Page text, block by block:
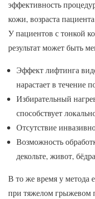
эффективность
кожи, возраста
У пациентов с тонкой
результат может быть
Эффект лифтинга
нарастает в течение
Избирательный
способствует
Отсутствие
Возможность
декольте, живот,
В то же время у метода
при тяжелом грыжевом